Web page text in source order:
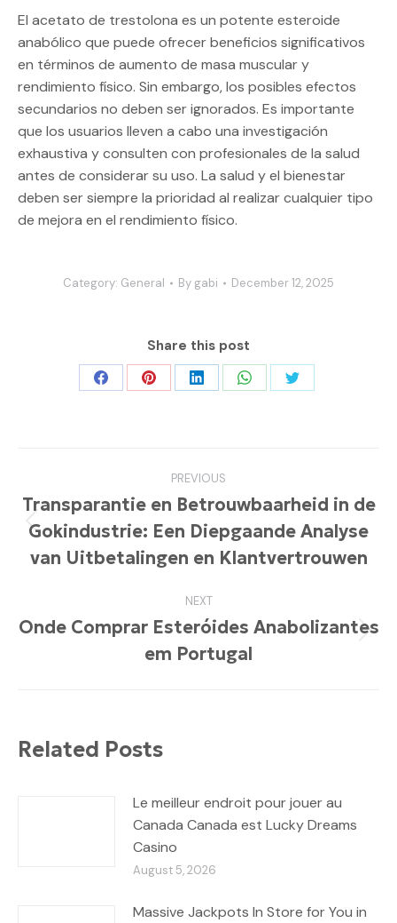
El acetato de trestolona es un potente esteroide
anabólico que puede ofrecer beneficios significativos
en términos de aumento de masa muscular y
rendimiento físico. Sin embargo, los posibles efectos
secundarios no deben ser ignorados. Es importante
que los usuarios lleven a cabo una investigación
exhaustiva y consulten con profesionales de la salud
antes de considerar su uso. La salud y el bienestar
deben ser siempre la prioridad al realizar cualquier tipo
de mejora en el rendimiento físico.
Category: General By gabi December 12, 2025
Share this post
Share Share Share Share Share
navigation
PREVIOUS
Previous
post:
Transparantie en Betrouwbaarheid in de
Gokindustrie: Een Diepgaande Analyse
van Uitbetalingen en Klantvertrouwen
NEXT
Next
post:
Onde Comprar Esteróides Anabolizantes
em Portugal
Related Posts
Le meilleur endroit pour jouer au
Canada Canada est Lucky Dreams
Casino
August 5, 2026
Massive Jackpots In Store for You in